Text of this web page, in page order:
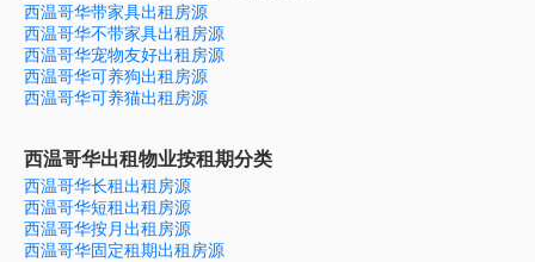
西温哥华带家具出租房源
西温哥华不带家具出租房源
西温哥华宠物友好出租房源
西温哥华可养狗出租房源
西温哥华可养猫出租房源
西温哥华出租物业按租期分类
西温哥华长租出租房源
西温哥华短租出租房源
西温哥华按月出租房源
西温哥华固定租期出租房源